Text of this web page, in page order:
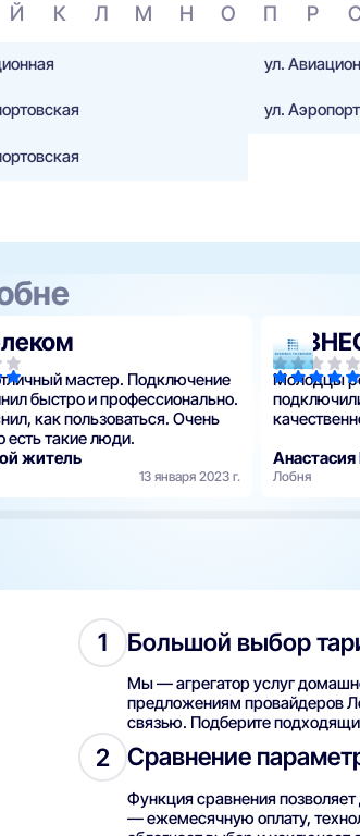
Й К Л М Н О П Р
ул.
ул.
мастер. Подключение
быстро и профессионально.
как пользоваться. Очень
есть такие люди.
житель
13 января 2023 г.
Молодцы
Лобня
1 Большой выбор
Мы — агрегатор услуг
предложениям провайдеров
связью. Подберите
2 Сравнение
Функция сравнения
— ежемесячную оплату,